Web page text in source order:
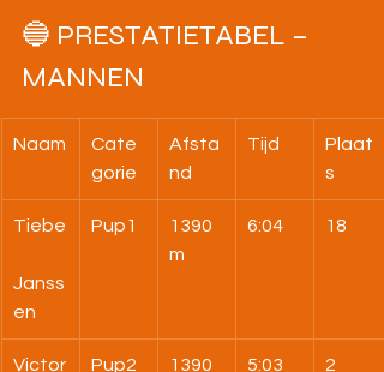
🔵 PRESTATIETABEL –
MANNEN
Naam
Cate
gorie
Afsta
nd
Tijd
Plaat
s
Tiebe
Janss
en
Pup1
1390
m
6:04 18
Victor Pup2 1390 5:03 2